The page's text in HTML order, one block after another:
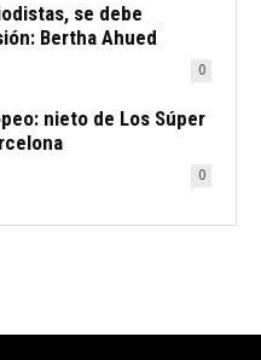
se debe
Bertha Ahued
0
nieto de Los Súper
0